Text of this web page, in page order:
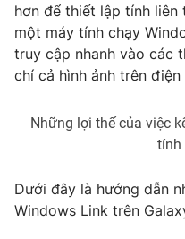
Tư vấn
Chuyên mục khác
Emagazine
Photo
Video
hơn để thiết lập tính liên
một máy tính chạy
truy cập nhanh vào các
chí cả hình ảnh trên
Những lợi thế của việc
tính
Dưới đây là hướng dẫn
Windows Link trên